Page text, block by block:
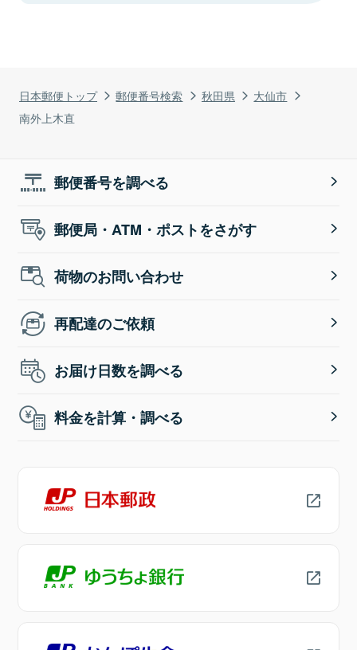
日本郵便トップ 郵便番号検索 秋田県
大仙市
南外上木直
郵便番号を調べる
郵便局・ATM・ポストをさがす
荷物のお問い合わせ
再配達のご依頼
お届け日数を調べる
料金を計算・調べる